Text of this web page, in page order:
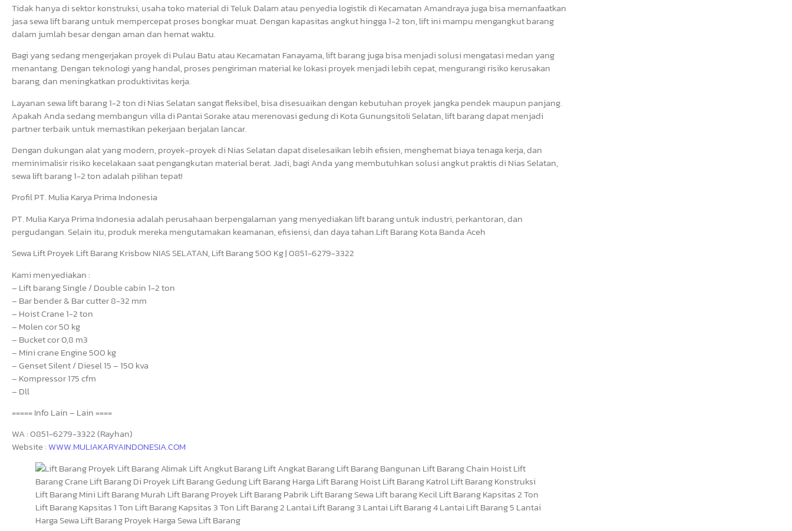
Tidak hanya di sektor konstruksi, usaha toko material di Teluk Dalam atau penyedia logistik di Kecamatan Amandraya juga bisa memanfaatkan
jasa sewa lift barang untuk mempercepat proses bongkar muat. Dengan kapasitas angkut hingga 1-2 ton, lift ini mampu mengangkut barang
dalam jumlah besar dengan aman dan hemat waktu.
Bagi yang sedang mengerjakan proyek di Pulau Batu atau Kecamatan Fanayama, lift barang juga bisa menjadi solusi mengatasi medan yang
menantang. Dengan teknologi yang handal, proses pengiriman material ke lokasi proyek menjadi lebih cepat, mengurangi risiko kerusakan
barang, dan meningkatkan produktivitas kerja.
Layanan sewa lift barang 1-2 ton di Nias Selatan sangat fleksibel, bisa disesuaikan dengan kebutuhan proyek jangka pendek maupun panjang.
Apakah Anda sedang membangun villa di Pantai Sorake atau merenovasi gedung di Kota Gunungsitoli Selatan, lift barang dapat menjadi
partner terbaik untuk memastikan pekerjaan berjalan lancar.
Dengan dukungan alat yang modern, proyek-proyek di Nias Selatan dapat diselesaikan lebih efisien, menghemat biaya tenaga kerja, dan
meminimalisir risiko kecelakaan saat pengangkutan material berat. Jadi, bagi Anda yang membutuhkan solusi angkut praktis di Nias Selatan,
sewa lift barang 1-2 ton adalah pilihan tepat!
Profil PT. Mulia Karya Prima Indonesia
PT. Mulia Karya Prima Indonesia adalah perusahaan berpengalaman yang menyediakan lift barang untuk industri, perkantoran, dan
pergudangan. Selain itu, produk mereka mengutamakan keamanan, efisiensi, dan daya tahan.Lift Barang Kota Banda Aceh
Sewa Lift Proyek Lift Barang Krisbow NIAS SELATAN, Lift Barang 500 Kg | 0851-6279-3322
Kami menyediakan :
– Lift barang Single / Double cabin 1-2 ton
– Bar bender & Bar cutter 8-32 mm
– Hoist Crane 1-2 ton
– Molen cor 50 kg
– Bucket cor 0,8 m3
– Mini crane Engine 500 kg
– Genset Silent / Diesel 15 – 150 kva
– Kompressor 175 cfm
– Dll
===== Info Lain – Lain ====
WA : 0851-6279-3322 (Rayhan)
Website : WWW.MULIAKARYAINDONESIA.COM